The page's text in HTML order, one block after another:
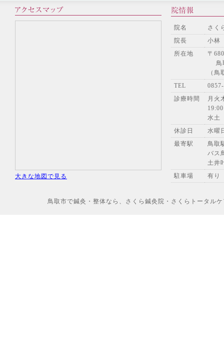
大きな地図で見る
院名
さく
院長
小林
所在地
〒
鳥
（
TEL
診療時間
月火
19:00
水
休診日
水曜
最寄駅
鳥取
バス
土井
駐車場
有り
鳥取市で鍼灸・整体なら、さくら鍼灸院・さくらトータ